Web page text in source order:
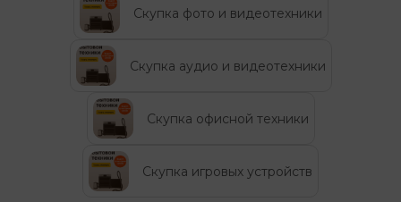
Скупка фото и видеотехники
Скупка аудио и видеотехники
Скупка офисной техники
Скупка игровых устройств